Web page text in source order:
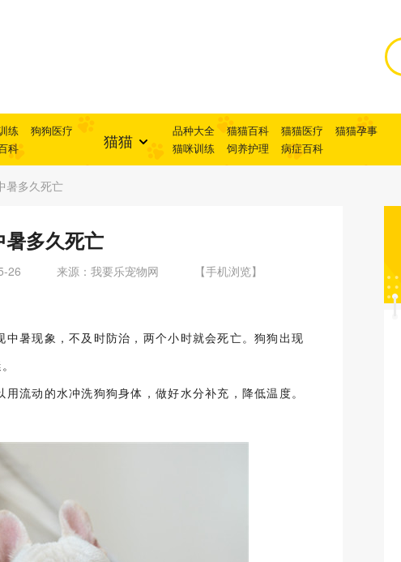
练
狗狗医疗
科 猫猫 品种大全 猫猫百科 猫猫医疗
猫猫孕事
猫咪训练
饲养护理 病症百科
暑多久死亡
暑多久死亡
26 来源：我要乐宠物网 【手机浏览】
暑现象，不及时防治，两个小时就会死亡。狗狗出现
流动的水冲洗狗狗身体，做好水分补充，降低温度。